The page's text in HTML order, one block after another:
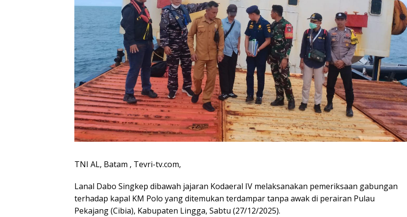
TNI AL, Batam , Tevri-tv.com,
Lanal Dabo Singkep dibawah jajaran Kodaeral IV melaksanakan pemeriksaan gabungan
terhadap kapal KM Polo yang ditemukan terdampar tanpa awak di perairan Pulau
Pekajang (Cibia), Kabupaten Lingga, Sabtu (27/12/2025).